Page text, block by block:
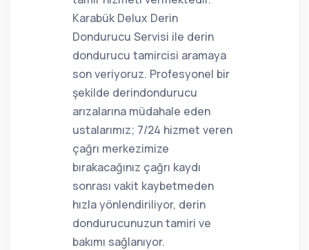
Karabük Delux Derin
Dondurucu Servisi ile derin
dondurucu tamircisi aramaya
son veriyoruz. Profesyonel bir
şekilde derindondurucu
arızalarına müdahale eden
ustalarımız; 7/24 hizmet veren
çağrı merkezimize
bırakacağınız çağrı kaydı
sonrası vakit kaybetmeden
hızla yönlendiriliyor, derin
dondurucunuzun tamiri ve
bakımı sağlanıyor.